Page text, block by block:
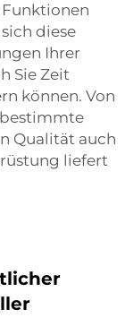
diese
Ihrer
Sie Zeit
können. Von
Qualität auch
liefert